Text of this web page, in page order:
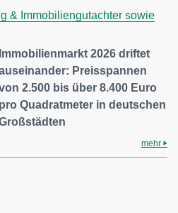
& Immobiliengutachter sowie
Immobilienmarkt 2026 driftet
Preisspannen
2.500 bis über 8.400 Euro
pro Quadratmeter in deutschen
mehr